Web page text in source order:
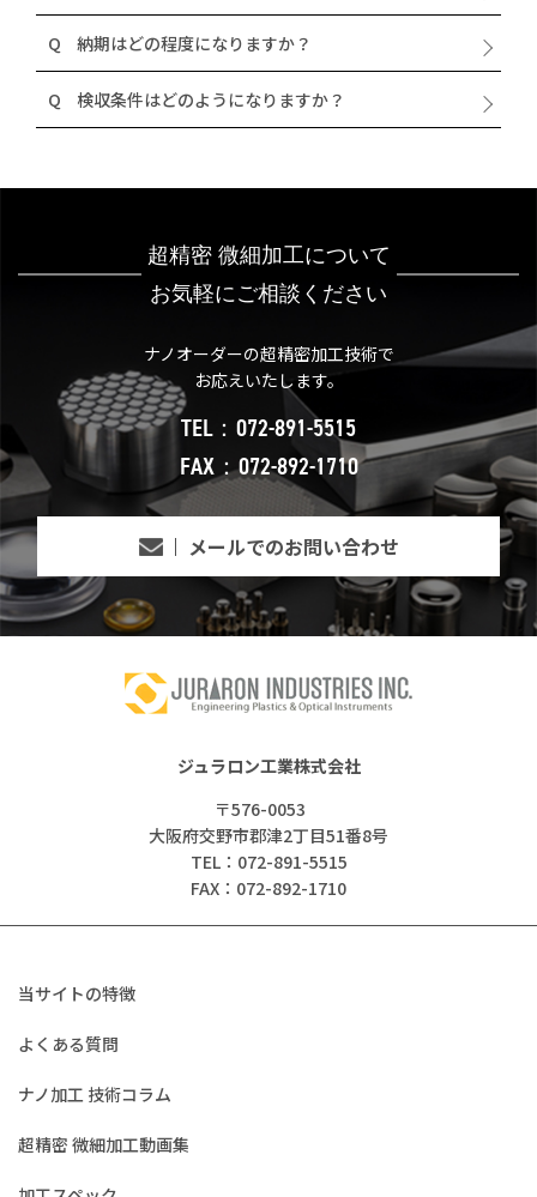
Q 納期はどの程度になりますか？
Q 検収条件はどのようになりますか？
超精密 微細加工について
お気軽にご相談ください
ナノオーダーの超精密加工技術で
お応えいたします。
TEL：072-891-5515
FAX：072-892-1710
メールでのお問い合わせ
ジュラロン工業株式会社
〒576-0053
大阪府交野市郡津2丁目51番8号
TEL：072-891-5515
FAX：072-892-1710
当サイトの特徴
よくある質問
ナノ加工 技術コラム
超精密 微細加工動画集